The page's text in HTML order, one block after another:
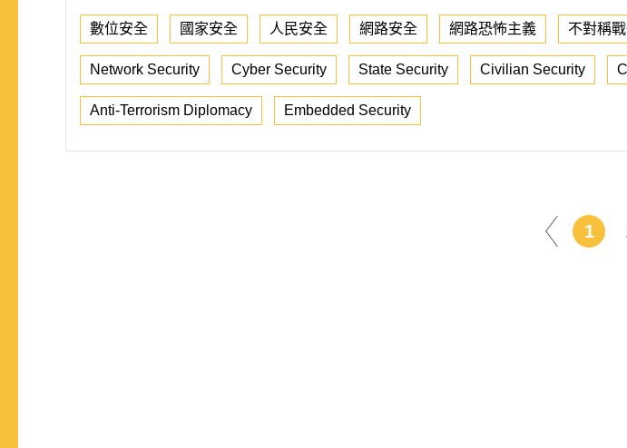
數位安全 國家安全 人民安全 網路安全 網路恐怖主義 不對稱
Network Security Cyber Security State Security Civilian Security
Anti-Terrorism Diplomacy Embedded Security
1